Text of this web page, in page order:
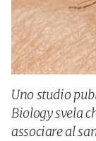
Uno studio
Biology svela
associare al